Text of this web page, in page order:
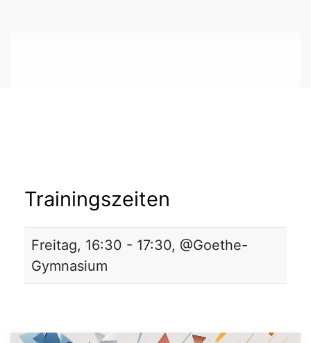
Trainingszeiten
Freitag, 16:30 - 17:30, @Goethe-
Gymnasium